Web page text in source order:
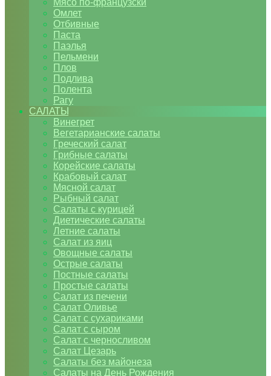
Мясо по-французски
Омлет
Отбивные
Паста
Паэлья
Пельмени
Плов
Подлива
Полента
Рагу
САЛАТЫ
Винегрет
Вегетарианские салаты
Греческий салат
Грибные салаты
Корейские салаты
Крабовый салат
Мясной салат
Рыбный салат
Салаты с курицей
Диетические салаты
Летние салаты
Салат из яиц
Овощные салаты
Острые салаты
Постные салаты
Простые салаты
Салат из печени
Салат Оливье
Салат с сухариками
Салат с сыром
Салат с черносливом
Салат Цезарь
Салаты без майонеза
Салаты на День Рождения